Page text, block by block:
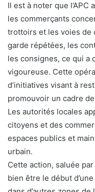
Il est à noter que
les commerçants
trottoirs et les voies de
garde répétées, les
les consignes, ce qui a
vigoureuse. Cette
d’initiatives visant à
promouvoir un cadre
Les autorités locales
citoyens et des
espaces publics et
urbain.
Cette action, saluée
bien être le début